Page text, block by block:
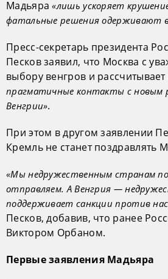
Мадьяра«лишь ускоряет
фатальные решения одерживают
Пресс-секретарь президента
Песков заявил, что Москва с
выбору венгров и
прагматичные контакты с новым
Венгрии».
При этом в другом заявлении
Кремль не станет поздравлять
«Мы недружественным странам
отправляем. А Венгрия —
поддерживает санкции против
Песков, добавив, что ранее
Виктором Орбаном.
Первые заявления Мадьяра